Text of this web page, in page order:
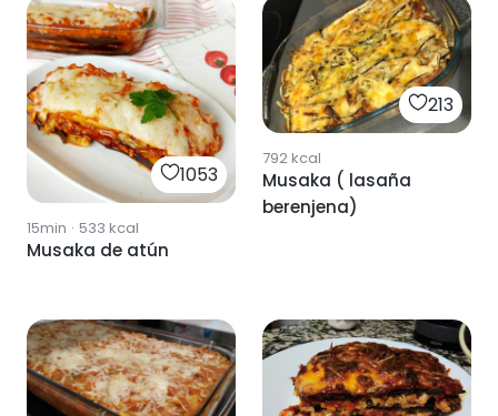
1053
15min · 533 kcal
Musaka de atún
213
792kcal
Musaka ( lasaña
berenjena)